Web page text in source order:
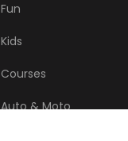
Fun
Kids
Courses
Auto & Moto